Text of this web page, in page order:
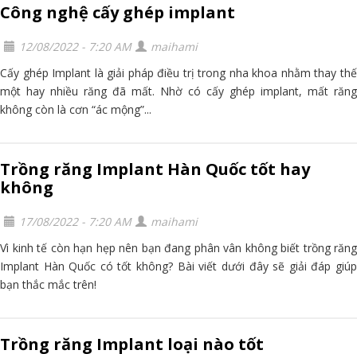
Công nghệ cấy ghép implant
12/08/2022 - 7:20 AM
maihami
Cấy ghép Implant là giải pháp điều trị trong nha khoa nhằm thay thế
một hay nhiều răng đã mất. Nhờ có cấy ghép implant, mất răng
không còn là cơn “ác mộng”...
Trồng răng Implant Hàn Quốc tốt hay
không
17/08/2022 - 7:20 AM
maihami
Vì kinh tế còn hạn hẹp nên bạn đang phân vân không biết trồng răng
Implant Hàn Quốc có tốt không? Bài viết dưới đây sẽ giải đáp giúp
bạn thắc mắc trên!
Trồng răng Implant loại nào tốt